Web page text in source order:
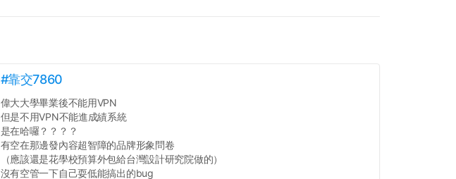
#靠交7860
偉大大學畢業後不能用VPN
但是不用VPN不能進成績系統
是在哈囉？？？？
有空在那邊發內容超智障的品牌形象問卷
（應該還是花學校預算外包給台灣設計研究院做的）
沒有空管一下自己耍低能搞出的bug